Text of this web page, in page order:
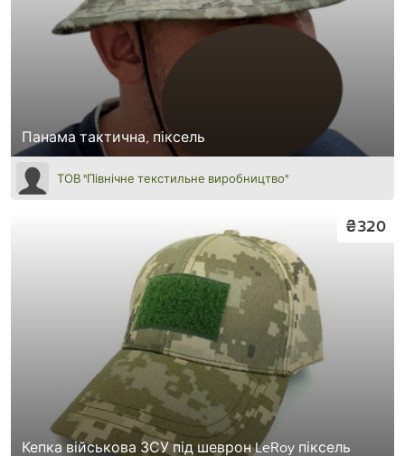
Панама тактична, піксель
ТОВ "Північне текстильне виробництво"
Кепка військова ЗСУ під шеврон LeRoy піксель
₴320